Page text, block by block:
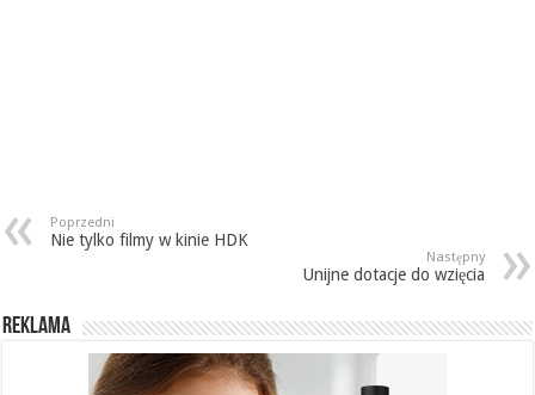
Poprzedni
Nie tylko filmy w kinie HDK
Następny
Unijne dotacje do wzięcia
REKLAMA